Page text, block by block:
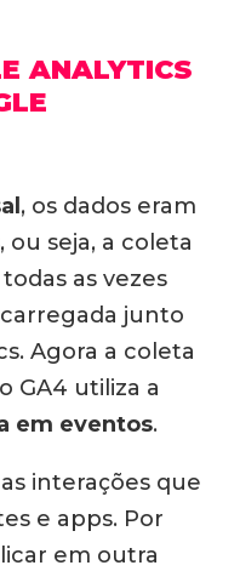
ANALYTICS
, os dados eram
ou seja, a coleta
as vezes
junto
Agora a coleta
GA4 utiliza a
em eventos.
interações que
e apps. Por
em outra